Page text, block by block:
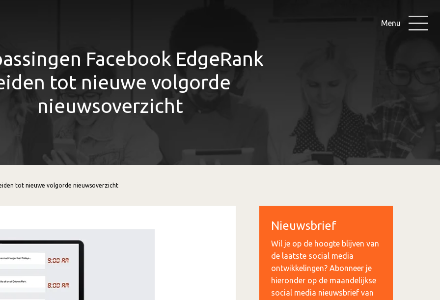
Menu
Facebook EdgeRank
tot nieuwe volgorde
nieuwsoverzicht
tot nieuwe volgorde nieuwsoverzicht
Nieuwsbrief
Wil je op de hoogte blijven van
de laatste social media
ontwikkelingen? Abonneer je
hieronder op de maandelijkse
social media nieuwsbrief van